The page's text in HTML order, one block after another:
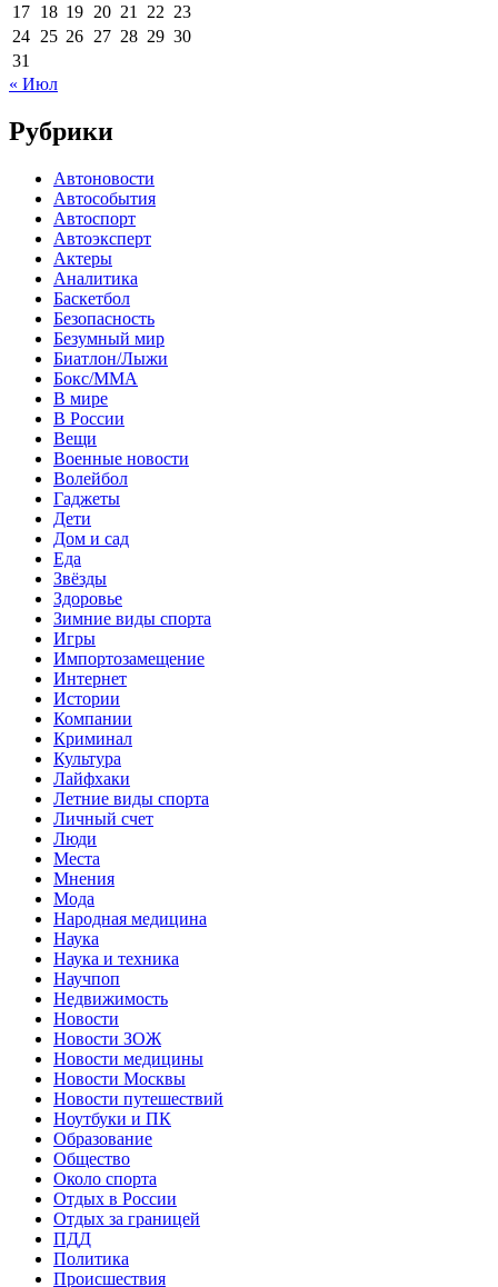
17 18 19 20 21 22 23
24 25 26 27 28 29 30
31
« Июл
Рубрики
Автоновости
Автособытия
Автоспорт
Автоэксперт
Актеры
Аналитика
Баскетбол
Безопасность
Безумный мир
Биатлон/Лыжи
Бокс/MMA
В мире
В России
Вещи
Военные новости
Волейбол
Гаджеты
Дети
Дом и сад
Еда
Звёзды
Здоровье
Зимние виды спорта
Игры
Импортозамещение
Интернет
Истории
Компании
Криминал
Культура
Лайфхаки
Летние виды спорта
Личный счет
Люди
Места
Мнения
Мода
Народная медицина
Наука
Наука и техника
Научпоп
Недвижимость
Новости
Новости ЗОЖ
Новости медицины
Новости Москвы
Новости путешествий
Ноутбуки и ПК
Образование
Общество
Около спорта
Отдых в России
Отдых за границей
ПДД
Политика
Происшествия